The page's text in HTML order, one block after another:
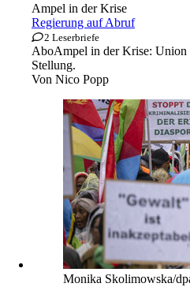
Ampel in der Krise
Regierung auf Abruf
2 Leserbriefe
AboAmpel in der Krise: Union
Stellung.
Von Nico Popp
Monika Skolimowska/